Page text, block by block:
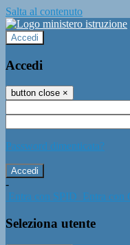
Salta al contenuto
Accedi
Accedi
button close ×
Password dimenticata?
-
Entra con SPID Entra con
Seleziona utente